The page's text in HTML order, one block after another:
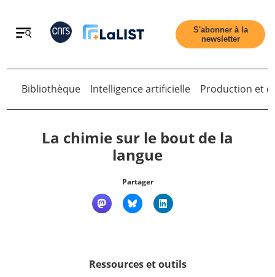
Retour
S'abonner à la
newsletter
Bibliothèque Intelligence artificielle Production et
La chimie sur le bout de la
langue
Partager
Ressources et outils